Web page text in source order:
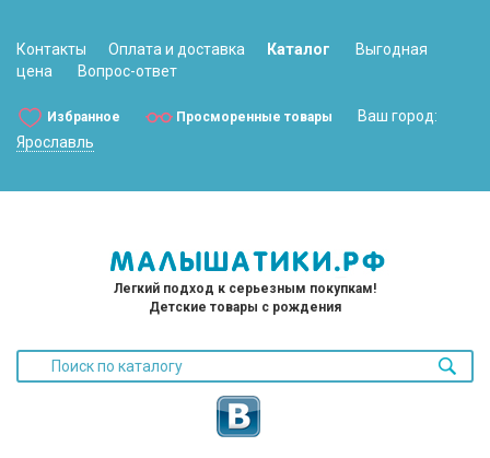
Контакты Оплата и доставка Каталог
Выгодная
цена
Вопрос-ответ
Избранное Просморенные товары
Ваш город:
Ярославль
Легкий подход к серьезным покупкам!
Детские товары с рождения